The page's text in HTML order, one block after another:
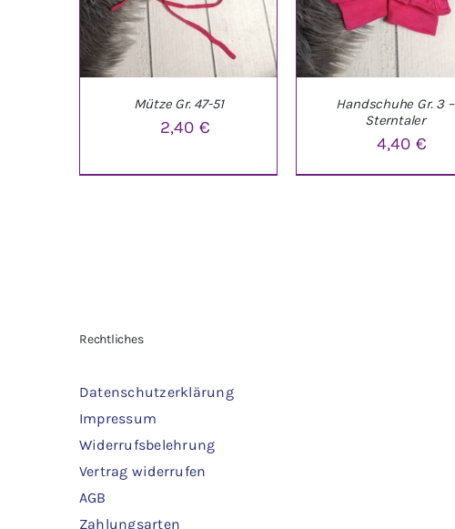
Mütze Gr. 47-51
2,40€
Handschuhe Gr. 3 –
Sterntaler
4,40€
Rechtliches
Datenschutzerklärung
Impressum
Widerrufsbelehrung
Vertrag widerrufen
AGB
Zahlungsarten